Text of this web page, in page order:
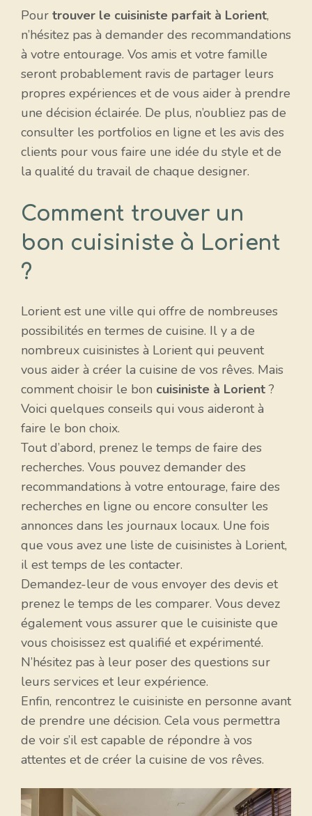
Pour trouver le cuisiniste parfait à Lorient,
n’hésitez pas à demander des recommandations
à votre entourage. Vos amis et votre famille
seront probablement ravis de partager leurs
propres expériences et de vous aider à prendre
une décision éclairée. De plus, n’oubliez pas de
consulter les portfolios en ligne et les avis des
clients pour vous faire une idée du style et de
la qualité du travail de chaque designer.
Comment trouver un
bon cuisiniste à Lorient
?
Lorient est une ville qui offre de nombreuses
possibilités en termes de cuisine. Il y a de
nombreux cuisinistes à Lorient qui peuvent
vous aider à créer la cuisine de vos rêves. Mais
comment choisir le bon cuisiniste à Lorient ?
Voici quelques conseils qui vous aideront à
faire le bon choix.
Tout d’abord, prenez le temps de faire des
recherches. Vous pouvez demander des
recommandations à votre entourage, faire des
recherches en ligne ou encore consulter les
annonces dans les journaux locaux. Une fois
que vous avez une liste de cuisinistes à Lorient,
il est temps de les contacter.
Demandez-leur de vous envoyer des devis et
prenez le temps de les comparer. Vous devez
également vous assurer que le cuisiniste que
vous choisissez est qualifié et expérimenté.
N’hésitez pas à leur poser des questions sur
leurs services et leur expérience.
Enfin, rencontrez le cuisiniste en personne avant
de prendre une décision. Cela vous permettra
de voir s’il est capable de répondre à vos
attentes et de créer la cuisine de vos rêves.